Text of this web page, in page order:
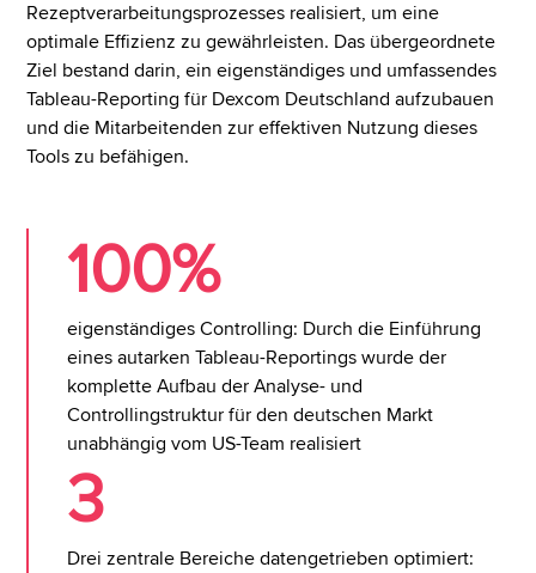
Rezeptverarbeitungsprozesses realisiert, um eine
optimale Effizienz zu gewährleisten. Das übergeordnete
Ziel bestand darin, ein eigenständiges und umfassendes
Tableau-Reporting für Dexcom Deutschland aufzubauen
und die Mitarbeitenden zur effektiven Nutzung dieses
Tools zu befähigen.
100%
eigenständiges Controlling: Durch die Einführung
eines autarken Tableau-Reportings wurde der
komplette Aufbau der Analyse- und
Controllingstruktur für den deutschen Markt
unabhängig vom US-Team realisiert
3
Drei zentrale Bereiche datengetrieben optimiert: